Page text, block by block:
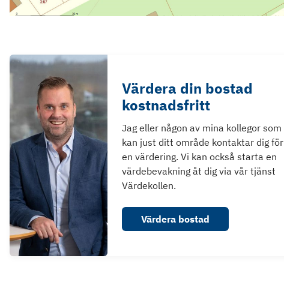
Värdera din bostad
kostnadsfritt
Jag eller någon av mina kollegor som
kan just ditt område kontaktar dig för
en värdering. Vi kan också starta en
värdebevakning åt dig via vår tjänst
Värdekollen.
Värdera bostad